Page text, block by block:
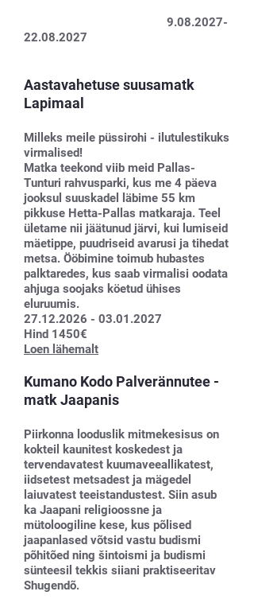
9.08.2027-
22.08.2027
Aastavahetuse suusamatk
Lapimaal
Milleks meile püssirohi - ilutulestikuks
virmalised!
Matka teekond viib meid Pallas-
Tunturi rahvusparki, kus me 4 päeva
jooksul suuskadel läbime 55 km
pikkuse Hetta-Pallas matkaraja. Teel
ületame nii jäätunud järvi, kui lumiseid
mäetippe, puudriseid avarusi ja tihedat
metsa. Ööbimine toimub hubastes
palktaredes, kus saab virmalisi oodata
ahjuga soojaks köetud ühises
eluruumis.​
27.12.2026 - 03.01.2027
Hind 1450€
Loen lähemalt
Kumano Kodo Palverännutee -
matk Jaapanis
Piirkonna looduslik mitmekesisus on
kokteil kaunitest koskedest ja
tervendavatest kuumaveeallikatest,
iidsetest metsadest ja mägedel
laiuvatest teeistandustest. Siin asub
ka Jaapani religioossne ja
mütoloogiline kese, kus põlised
jaapanlased võtsid vastu budismi
põhitõed ning šintoismi ja budismi
sünteesil tekkis siiani praktiseeritav
Shugendõ.